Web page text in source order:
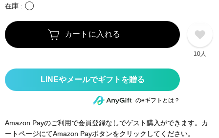
在庫 〇
カートに入れる
10人
のeギフトとは？
Amazon Payのご利用で会員登録なしでゲスト購入ができます。カ
ートページにてAmazon Payボタンをクリックしてください。